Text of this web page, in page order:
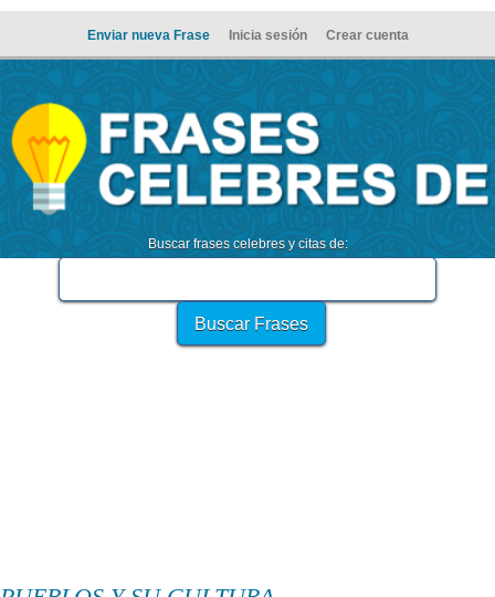
Enviar nueva Frase Inicia sesión Crear cuenta
Buscar frases celebres y citas de: